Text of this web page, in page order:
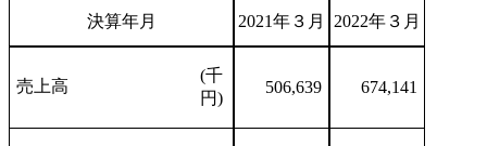
決算年月 2021年３月 2022年３月
売上高
(千
円)
506,639 674,141